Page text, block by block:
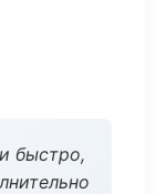
быстро,